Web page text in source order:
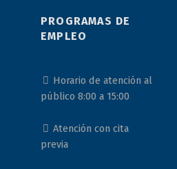
PROGRAMAS DE
EMPLEO
Horario de atención al
público 8:00 a 15:00
Atención con cita
previa